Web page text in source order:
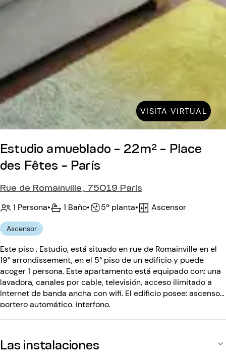
VISITA VIRTUAL
Estudio amueblado - 22m² - Place
des Fêtes - París
Rue de Romainville, 75019 París
1 Persona• 1 Baño• 5ª planta• Ascensor
Ascensor
Este piso , Estudio, está situado en rue de Romainville en el
19° arrondissement, en el 5° piso de un edificio y puede
acoger 1 persona. Este apartamento está equipado con: una
lavadora, canales por cable, televisión, acceso ilimitado a
Internet de banda ancha con wifi. El edificio posee: ascensor,
portero automático, interfono.
Las instalaciones